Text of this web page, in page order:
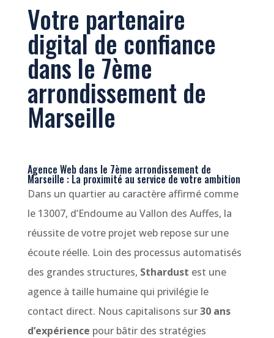
Votre partenaire
digital de confiance
dans le 7ème
arrondissement de
Marseille
Agence Web dans le 7ème arrondissement de
Marseille : La proximité au service de votre ambition
Dans un quartier au caractère affirmé comme
le 13007, d’Endoume au Vallon des Auffes, la
réussite de votre projet web repose sur une
écoute réelle. Loin des processus automatisés
des grandes structures, Sthardust est une
agence à taille humaine qui privilégie le
contact direct. Nous capitalisons sur30 ans
d’expérience pour bâtir des stratégies